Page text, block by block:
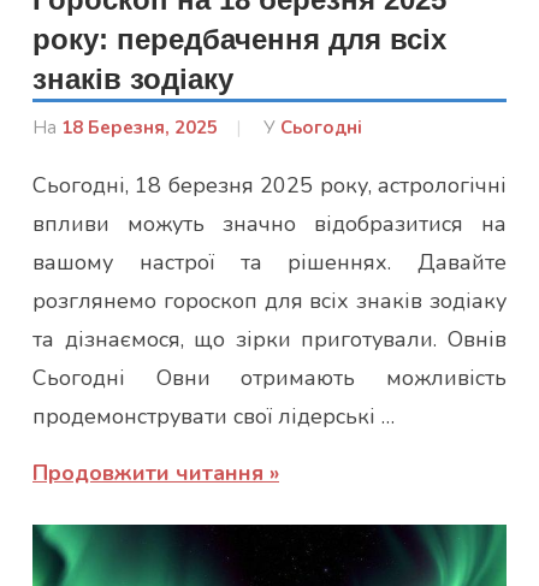
року: передбачення для всіх
знаків зодіаку
На 18 Березня, 2025
Від
У Сьогодні
Сьогодні, 18 березня 2025 року, астрологічні
впливи можуть значно відобразитися на
вашому настрої та рішеннях. Давайте
розглянемо гороскоп для всіх знаків зодіаку
та дізнаємося, що зірки приготували. Овнів
Сьогодні Овни отримають можливість
продемонструвати свої лідерські …
Продовжити читання